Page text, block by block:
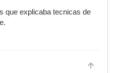
que explicaba tecnicas de